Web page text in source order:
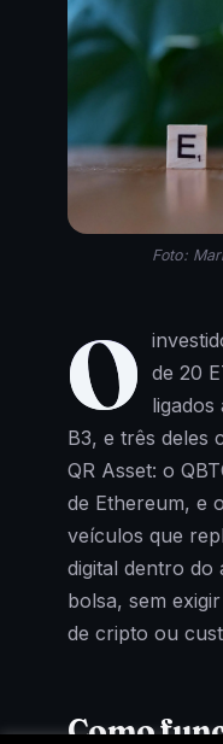
Foto:
O de 20
ligados
B3, e três deles
QR Asset: o
de Ethereum, e
veículos que
digital dentro do
bolsa, sem
de cripto ou
Como